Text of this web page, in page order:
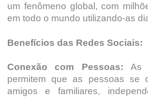
um fenômeno global, com
em todo o mundo utilizando-as
Benefícios das Redes Sociais:
Conexão com Pessoas: As
permitem que as pessoas se
amigos e familiares,